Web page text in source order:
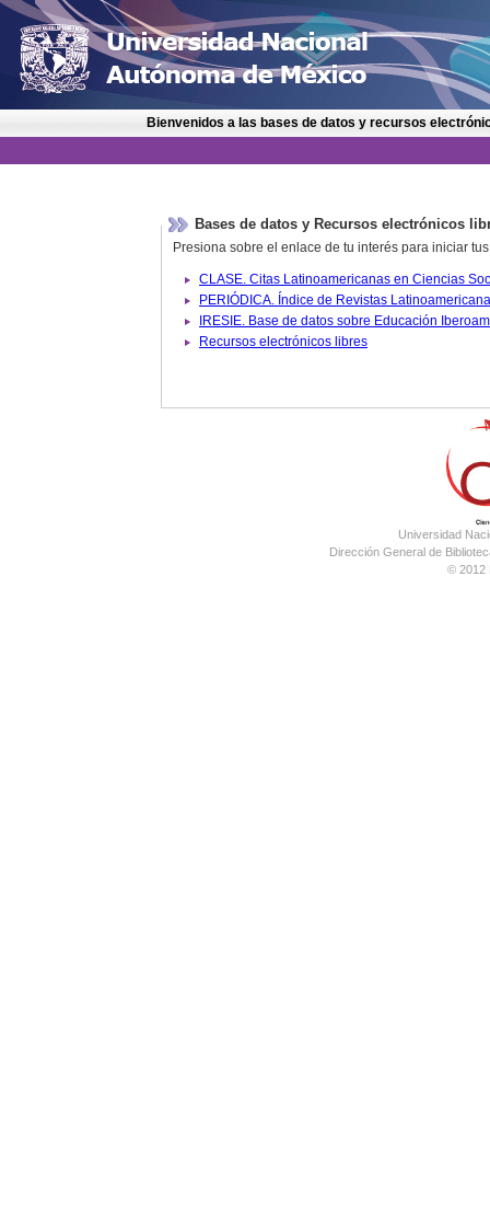
Bienvenidos a las bases de datos y recursos
Bases de datos y Recursos electrónicos
Presiona sobre el enlace de tu interés para iniciar
IRESIE. Base de datos
Recursos electrónicos libres
Universidad
Dirección General de
© 2012